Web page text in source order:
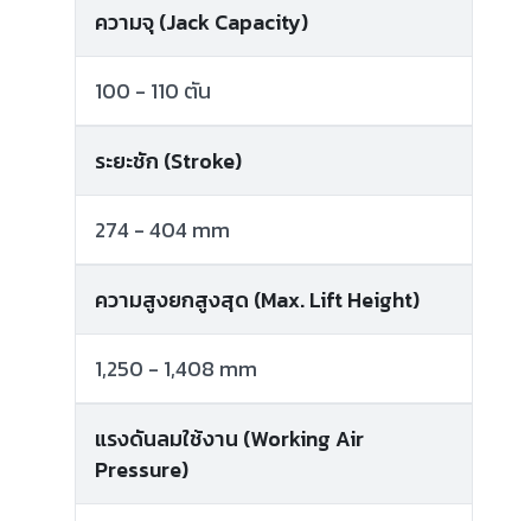
ความจุ (Jack Capacity)
100 - 110 ตัน
ระยะชัก (Stroke)
274 - 404 mm
ความสูงยกสูงสุด (Max. Lift Height)
1,250 - 1,408 mm
แรงดันลมใช้งาน (Working Air
Pressure)